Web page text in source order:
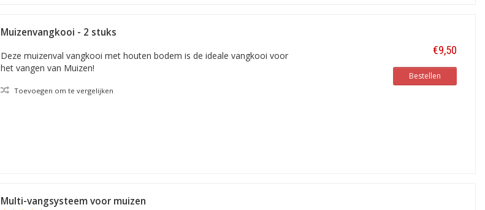
Muizenvangkooi - 2 stuks
Deze muizenval vangkooi met houten bodem is de ideale vangkooi voor
het vangen van Muizen!
Toevoegen om te vergelijken
€9,50
Bestellen
Multi-vangsysteem voor muizen